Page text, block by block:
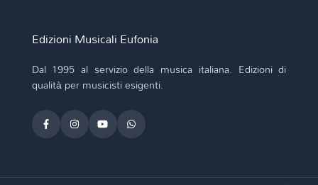
Edizioni Musicali Eufonia
Dal 1995 al servizio della musica italiana. Edizioni di
qualità per musicisti esigenti.